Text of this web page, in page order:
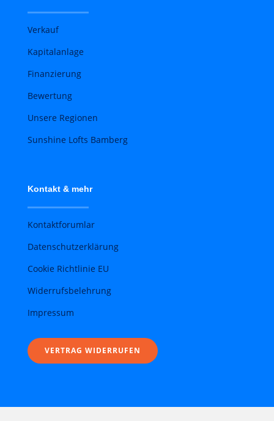
Verkauf
Kapitalanlage
Finanzierung
Bewertung
Unsere Regionen
Sunshine Lofts Bamberg
Kontakt & mehr
Kontaktforumlar
Datenschutzerklärung
Cookie Richtlinie EU
Widerrufsbelehrung
Impressum
VERTRAG WIDERRUFEN